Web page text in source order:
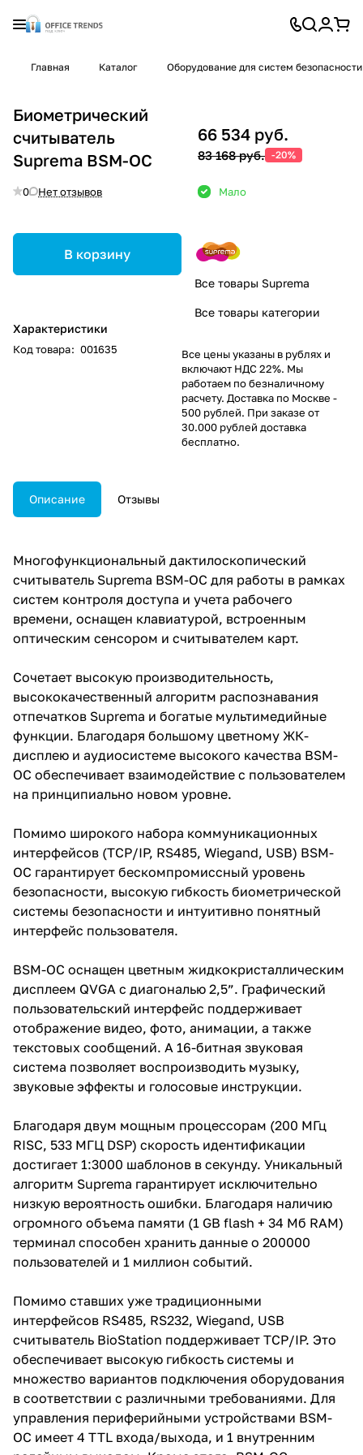
Главная Каталог Оборудование для систем безопасности
Биометрический
считыватель
Suprema BSM-OC
0 Нет отзывов
В корзину
Характеристики
Код товара: 001635
66 534 руб.
83 168 руб. -20%
Мало
Все товары Suprema
Все товары категории
Все цены указаны в рублях и
включают НДС 22%. Мы
работаем по безналичному
расчету. Доставка по Москве -
500 рублей. При заказе от
30.000 рублей доставка
бесплатно.
Описание Отзывы
Многофункциональный дактилоскопический
считыватель Suprema BSM-OC для работы в рамках
систем контроля доступа и учета рабочего
времени, оснащен клавиатурой, встроенным
оптическим сенсором и считывателем карт.
Сочетает высокую производительность,
высококачественный алгоритм распознавания
отпечатков Suprema и богатые мультимедийные
функции. Благодаря большому цветному ЖК-
дисплею и аудиосистеме высокого качества BSM-
OC обеспечивает взаимодействие с пользователем
на принципиально новом уровне.
Помимо широкого набора коммуникационных
интерфейсов (TCP/IP, RS485, Wiegand, USB) BSM-
OC гарантирует бескомпромиссный уровень
безопасности, высокую гибкость биометрической
системы безопасности и интуитивно понятный
интерфейс пользователя.
BSM-OC оснащен цветным жидкокристаллическим
дисплеем QVGA с диагональю 2,5”. Графический
пользовательский интерфейс поддерживает
отображение видео, фото, анимации, а также
текстовых сообщений. А 16-битная звуковая
система позволяет воспроизводить музыку,
звуковые эффекты и голосовые инструкции.
Благодаря двум мощным процессорам (200 МГц
RISC, 533 МГЦ DSP) скорость идентификации
достигает 1:3000 шаблонов в секунду. Уникальный
алгоритм Suprema гарантирует исключительно
низкую вероятность ошибки. Благодаря наличию
огромного объема памяти (1 GB flash + 34 Мб RAM)
терминал способен хранить данные о 200000
пользователей и 1 миллион событий.
Помимо ставших уже традиционными
интерфейсов RS485, RS232, Wiegand, USB
считыватель BioStation поддерживает TCP/IP. Это
обеспечивает высокую гибкость системы и
множество вариантов подключения оборудования
в соответствии с различными требованиями. Для
управления периферийными устройствами BSM-
OC имеет 4 TTL входа/выхода, и 1 внутренним